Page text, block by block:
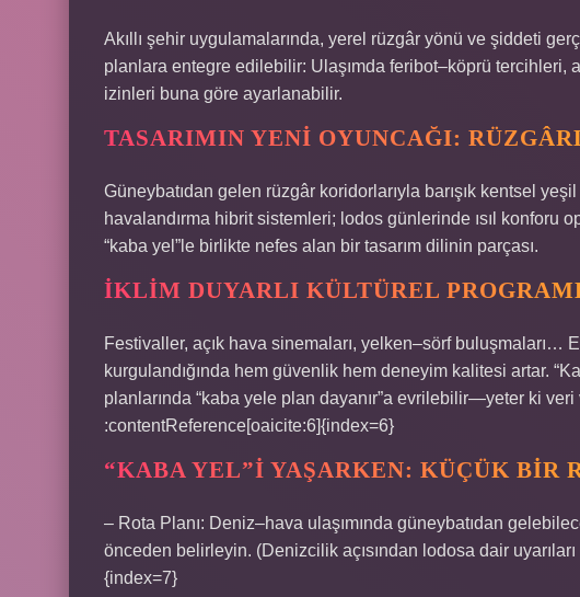
Akıllı şehir uygulamalarında, yerel rüzgâr yönü ve şiddeti
planlara entegre edilebilir: Ulaşımda feribot–köprü tercihleri,
izinleri buna göre ayarlanabilir.
TASARIMIN YENI OYUNCAĞI:
Güneybatıdan gelen rüzgâr koridorlarıyla barışık kentsel
havalandırma hibrit sistemleri; lodos günlerinde ısıl
“kaba yel”le birlikte nefes alan bir tasarım dilinin parçası.
İKLIM DUYARLI KÜLTÜREL
Festivaller, açık hava sinemaları, yelken–sörf
kurgulandığında hem güvenlik hem deneyim kalitesi artar.
planlarında “kaba yele plan dayanır”a evrilebilir—yeter ki veri
:contentReference[oaicite:6]{index=6}
“KABA YEL”I YAŞARKEN: KÜÇÜK BIR
– Rota Planı: Deniz–hava ulaşımında güneybatıdan
önceden belirleyin. (Denizcilik açısından lodosa dair
{index=7}